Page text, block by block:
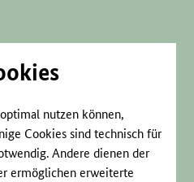
nutzen können,
Cookies sind technisch für
Andere dienen der
ermöglichen erweiterte